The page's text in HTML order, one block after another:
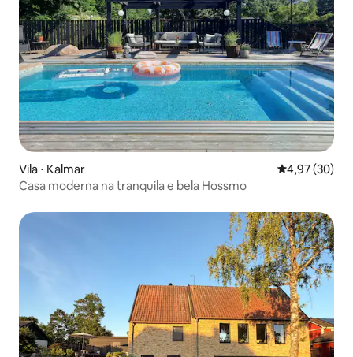
Vila ⋅ Kalmar 4,97 de uma
4,97 (30)
Casa moderna na tranquila e bela Hossmo